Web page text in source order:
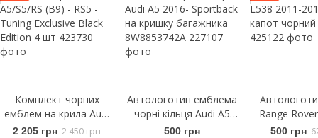
Комплект чорних
емблем на крила Audi
A5/S5/RS (B9) - RS5 -
2 205 грн 2 450 грн
Автологотип емблема
чорні кільця Audi A5
2016- Sportback на
500 грн
Range
L538
500 грн